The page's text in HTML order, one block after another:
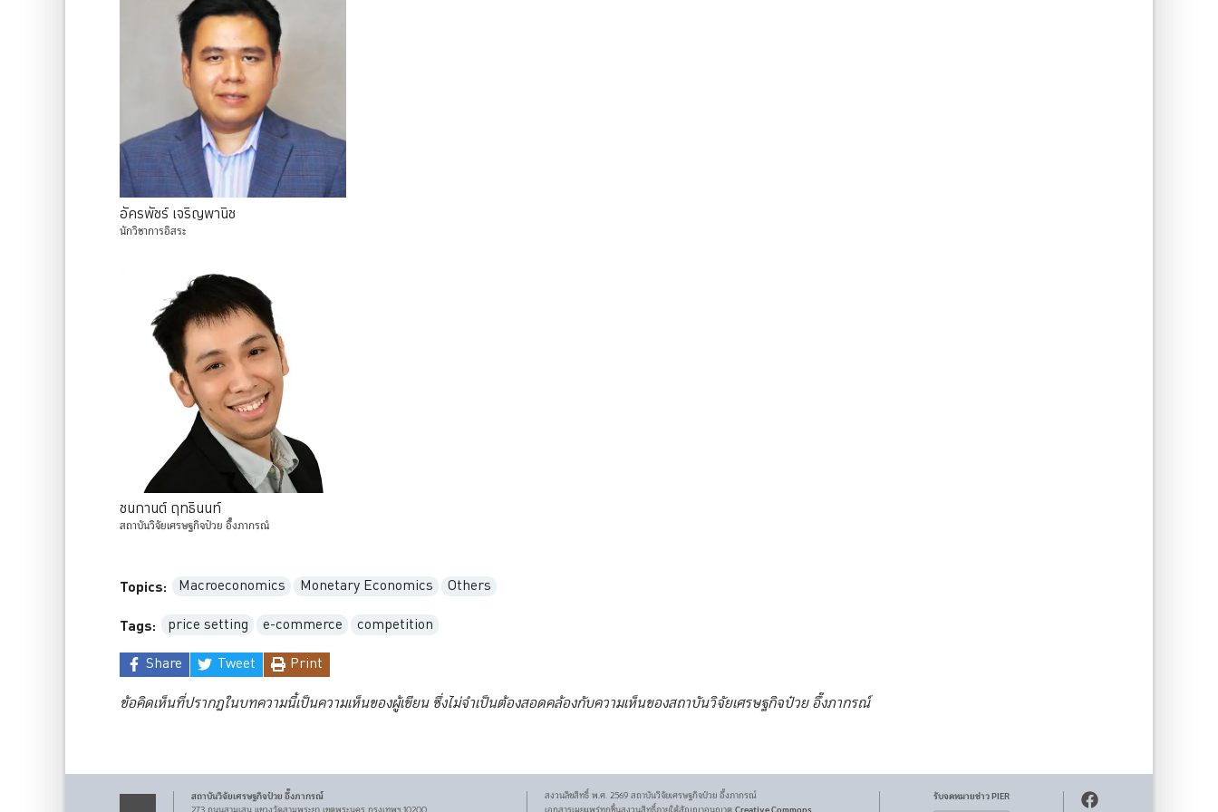
อัครพัชร์ เจริญพานิช
นักวิชาการอิสระ
ชนกานต์ ฤทธินนท์
สถาบันวิจัยเศรษฐกิจป๋วย อึ๊งภากรณ์
Topics: Macroeconomics Monetary Economics Others
Tags: price setting e-commerce
competition
Share
Tweet Print
ข้อคิดเห็นที่ปรากฏในบทความนี้เป็นความเห็นของผู้เขียน ซึ่งไม่จำเป็นต้องสอดคล้องกับความเห็นของสถาบันวิจัยเศรษฐกิจป๋วยอึ๊งภากรณ์
สถาบันวิจัยเศรษฐกิจป๋วย อึ๊งภากรณ์ สงวนลิขสิทธิ์ พ.ศ. 2569สถาบันวิจัยเศรษฐกิจป๋วย อึ๊งภากรณ์
รับจดหมายข่าว PIER